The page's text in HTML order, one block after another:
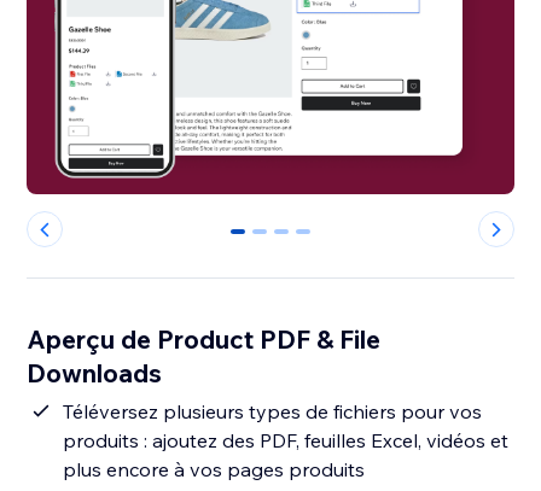
0 1 2 3
Aperçu de Product PDF & File
Downloads
Téléversez plusieurs types de fichiers pour vos
produits : ajoutez des PDF, feuilles Excel, vidéos et
plus encore à vos pages produits